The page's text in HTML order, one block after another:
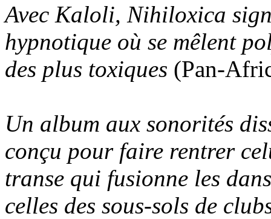
Avec Kaloli, Nihiloxica
hypnotique où se mêlent
des plus toxiques (Pan-
Un album aux sonorités
conçu pour faire rentrer
transe qui fusionne les
celles des sous-sols de